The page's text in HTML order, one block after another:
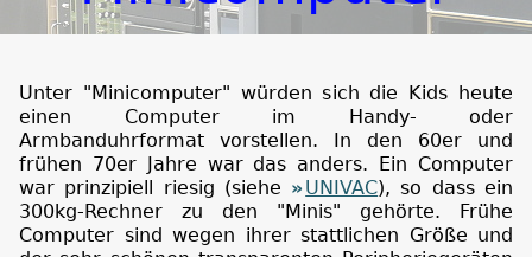
Unter "Minicomputer" würden sich die Kids heute
einen Computer im Handy- oder
Armbanduhrformat vorstellen. In den 60er und
frühen 70er Jahre war das anders. Ein Computer
war prinzipiell riesig (siehe
UNIVAC), so dass ein
300kg-Rechner zu den "Minis" gehörte. Frühe
Computer sind wegen ihrer stattlichen Größe und